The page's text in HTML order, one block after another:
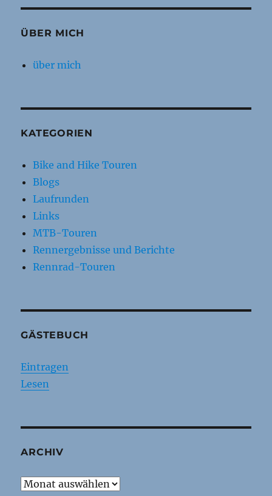
ÜBER MICH
über mich
KATEGORIEN
Bike and Hike Touren
Blogs
Laufrunden
Links
MTB-Touren
Rennergebnisse und Berichte
Rennrad-Touren
GÄSTEBUCH
Eintragen
Lesen
ARCHIV
Archiv